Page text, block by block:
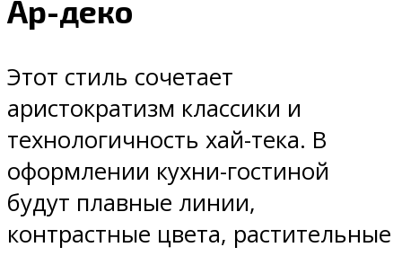
Ар-деко
Этот стиль сочетает
аристократизм классики и
технологичность хай-тека. В
оформлении кухни-гостиной
будут плавные линии,
контрастные цвета, растительные